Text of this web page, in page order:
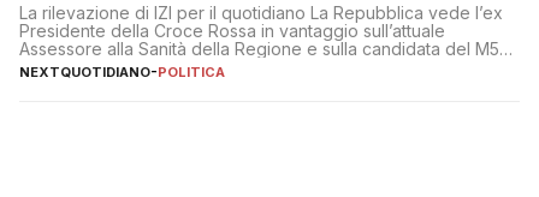
La rilevazione di IZI per il quotidiano La Repubblica vede l’ex
Presidente della Croce Rossa in vantaggio sull’attuale
Assessore alla Sanità della Regione e sulla candidata del M5S
Donatella Bianchi
NEXTQUOTIDIANO-POLITICA